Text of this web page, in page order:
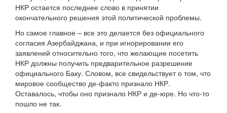
НКР остается последнее слово в принятии
окончательного решения этой политической проблемы.
Но самое главное – все это делается без официального
согласия Азербайджана, и при игнорировании его
заявлений относительно того, что желающие посетить
НКР должны получить предварительное разрешение
официального Баку. Словом, все свидельствует о том, что
мировое сообщество де-факто признало НКР.
Оставалось, чтобы оно признало НКР и де-юре. Но что-то
пошло не так.